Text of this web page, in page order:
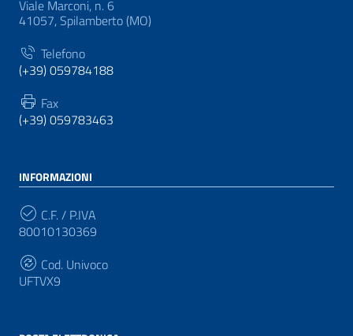
Viale Marconi, n. 6
41057, Spilamberto (MO)
Telefono
(+39) 059784188
Fax
(+39) 059783463
INFORMAZIONI
C.F. / P.IVA
80010130369
Cod. Univoco
UFTVX9